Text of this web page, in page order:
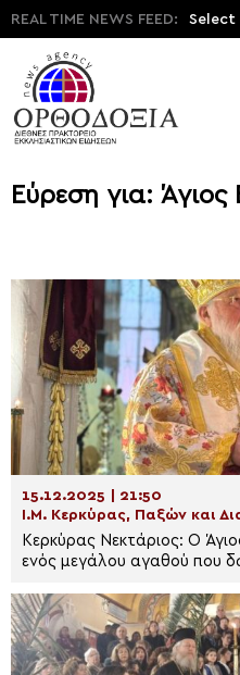
REAL TIME NEWS FEED: Select
Εύρεση για: Άγιος
15.12.2025 | 21:50
Ι.Μ. Κερκύρας, Παξών και
Κερκύρας Νεκτάριος: Ο
ενός μεγάλου αγαθού που